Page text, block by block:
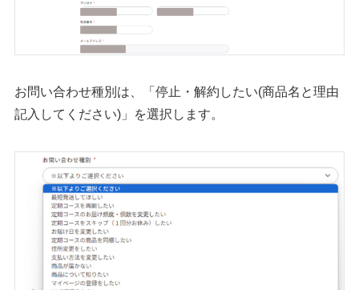
お問い合わせ種別は、「停止・解約したい(商品名と理由
記入してください)」を選択します。